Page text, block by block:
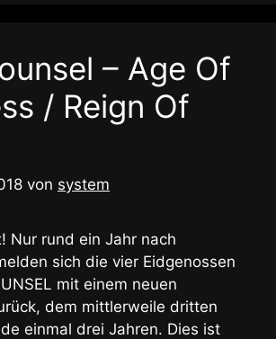
– Age Of
/ Reign Of
von system
Nur rund ein Jahr nach
sich die vier Eidgenossen
mit einem neuen
dem mittlerweile dritten
einmal drei Jahren. Dies ist